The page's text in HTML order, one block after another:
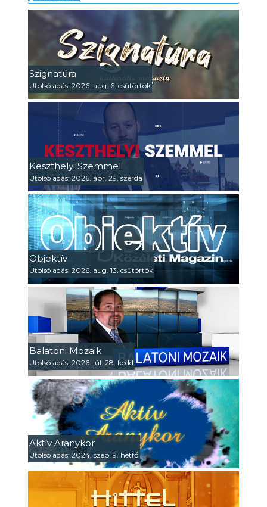
Szignatúra
Utolsó adás: 2026. aug. 6. csütörtök
Keszthelyi Szemmel
Utolsó adás: 2026. ápr. 29. szerda
Objektív
Utolsó adás: 2026. aug. 13. csütörtök
Balatoni Mozaik
Utolsó adás: 2026. júl. 28. kedd
Aktív Aranykor
Utolsó adás: 2024. szep. 9. hétfő